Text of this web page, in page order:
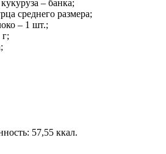
– банка;
среднего размера;
– 1 шт.;
57,55 ккал.